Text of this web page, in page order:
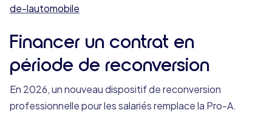
de-lautomobile
Financer un contrat en
période de reconversion
En 2026, un nouveau dispositif de reconversion
professionnelle pour les salariés remplace la Pro-A.